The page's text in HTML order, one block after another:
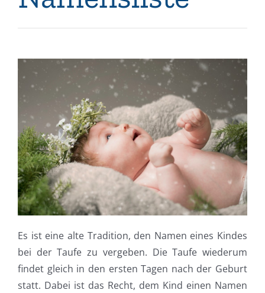
Es ist eine alte Tradition, den Namen eines Kindes
bei der Taufe zu vergeben. Die Taufe wiederum
findet gleich in den ersten Tagen nach der Geburt
statt. Dabei ist das Recht, dem Kind einen Namen